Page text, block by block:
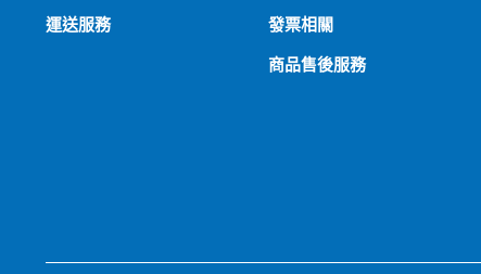
運送服務 發票相關
商品售後服務